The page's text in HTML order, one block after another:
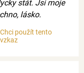
stát. Jsi moje
lásko.
Chci použít tento
vzkaz